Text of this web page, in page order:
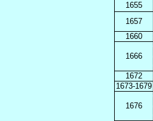
1655
1657
1660
1666
1672
1673-1679
1676